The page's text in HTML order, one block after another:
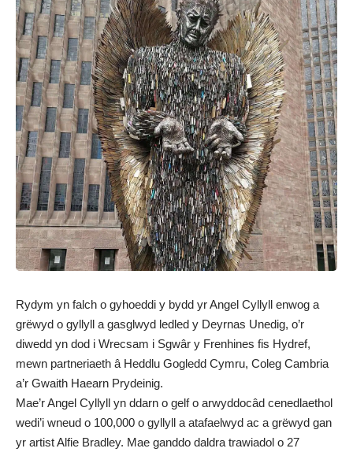
Rydym yn falch o gyhoeddi y bydd yr Angel Cyllyll enwog a
grëwyd o gyllyll a gasglwyd ledled y Deyrnas Unedig, o’r
diwedd yn dod i Wrecsam i Sgwâr y Frenhines fis Hydref,
mewn partneriaeth â Heddlu Gogledd Cymru, Coleg Cambria
a’r Gwaith Haearn Prydeinig.
Mae’r Angel Cyllyll yn ddarn o gelf o arwyddocâd cenedlaethol
wedi’i wneud o 100,000 o gyllyll a atafaelwyd ac a grëwyd gan
yr artist Alfie Bradley. Mae ganddo daldra trawiadol o 27